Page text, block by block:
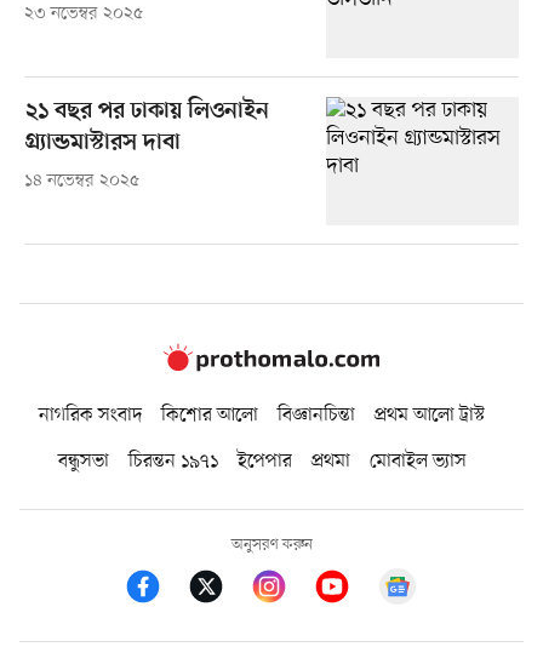
২৩ নভেম্বর ২০২৫
২১ বছর পর ঢাকায় লিওনাইন
গ্র্যান্ডমাস্টারস দাবা
১৪ নভেম্বর ২০২৫
নাগরিক সংবাদ কিশোর আলো বিজ্ঞানচিন্তা
প্রথম আলো ট্রাস্ট
বন্ধুসভা
চিরন্তন ১৯৭১ ইপেপার প্রথমা মোবাইল ভ্যাস
অনুসরণ করুন